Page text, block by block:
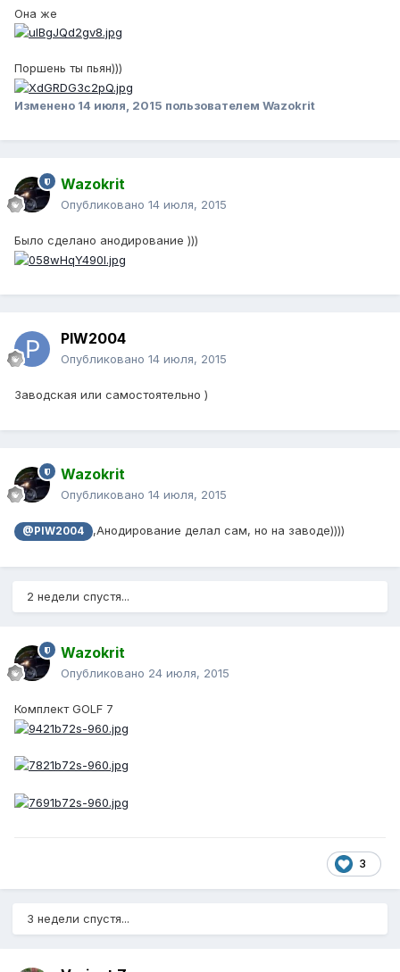
Она же
Поршень ты пьян)))
Изменено 14 июля, 2015 пользователем Wazokrit
Wazokrit
Опубликовано 14 июля, 2015
Было сделано анодирование )))
PIW2004
Опубликовано 14 июля, 2015
Заводская или самостоятельно )
Wazokrit
Опубликовано 14 июля, 2015
@PIW2004 ,Анодирование делал сам, но на заводе))))
2 недели спустя...
Wazokrit
Опубликовано 24 июля, 2015
Комплект GOLF 7
3
3 недели спустя...